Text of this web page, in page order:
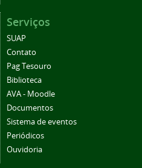
Serviços
SUAP
Contato
Pag Tesouro
Biblioteca
AVA - Moodle
Documentos
Sistema de eventos
Periódicos
Ouvidoria